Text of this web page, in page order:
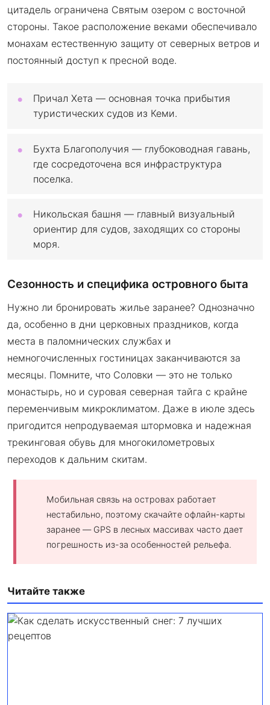
цитадель ограничена Святым озером с восточной
стороны. Такое расположение веками обеспечивало
монахам естественную защиту от северных ветров и
постоянный доступ к пресной воде.
Причал Хета — основная точка прибытия
туристических судов из Кеми.
Бухта Благополучия — глубоководная гавань,
где сосредоточена вся инфраструктура
поселка.
Никольская башня — главный визуальный
ориентир для судов, заходящих со стороны
моря.
Сезонность и специфика островного быта
Нужно ли бронировать жилье заранее? Однозначно
да, особенно в дни церковных праздников, когда
места в паломнических службах и
немногочисленных гостиницах заканчиваются за
месяцы. Помните, что Соловки — это не только
монастырь, но и суровая северная тайга с крайне
переменчивым микроклиматом. Даже в июле здесь
пригодится непродуваемая штормовка и надежная
трекинговая обувь для многокилометровых
переходов к дальним скитам.
Мобильная связь на островах работает
нестабильно, поэтому скачайте офлайн-карты
заранее — GPS в лесных массивах часто дает
погрешность из-за особенностей рельефа.
Читайте также